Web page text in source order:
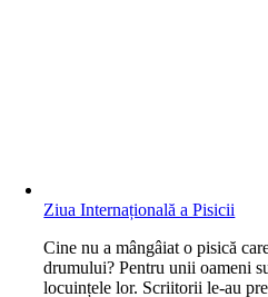
Ziua Internațională a Pisicii
Cine nu a mângâiat o pisică
drumului? Pentru unii oameni
locuințele lor. Scriitorii le-au